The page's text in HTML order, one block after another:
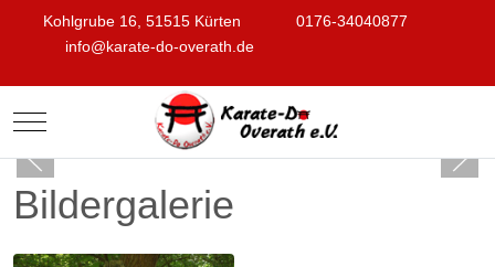
Kohlgrube 16, 51515 Kürten
0176-34040877
info@karate-do-overath.de
Mobile Menu Toggle
Bildergalerie